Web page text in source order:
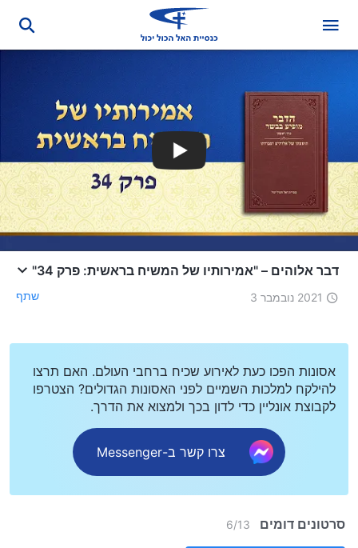
דבר אלוהים – "אמירותיו של המשיח בראשית: פרק 34"
2021 נובמבר 3 שתף
אסונות הפכו כעת לאירוע שכיח ברחבי העולם. האם תרצו
להילקח למלכות השמיים לפני האסונות הגדולים? הצטרפו
לקבוצת אונליין כדי לדון בכך ולמצוא את הדרך.
צרו קשר ב-Messenger
סרטונים דומים 6/13